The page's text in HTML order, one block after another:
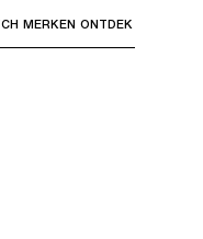
of "Escape" om
MERKEN ONTDEK